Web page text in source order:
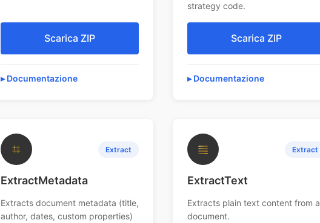
Scarica ZIP
Documentazione
strategy code.
Scarica ZIP
Documentazione
⌗ Extract
ExtractMetadata
Extracts document metadata (title,
author, dates, custom properties)
≣ Extract
ExtractText
Extracts plain text content from a
document.